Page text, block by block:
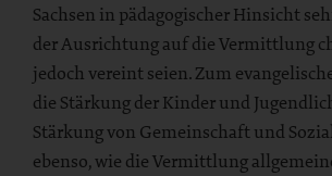
Sachsen in pädagogischer Hinsicht
der Ausrichtung auf die Vermittlung
jedoch vereint seien. Zum
die Stärkung der Kinder und
Stärkung von Gemeinschaft und
ebenso, wie die Vermittlung